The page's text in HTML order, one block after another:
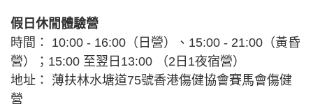
假日休閒體驗營
時間： 10:00 - 16:00（日營）、15:00 - 21:00（黃昏
營）；15:00 至翌日13:00 （2日1夜宿營）
地址： 薄扶林水塘道75號香港傷健協會賽馬會傷健
營